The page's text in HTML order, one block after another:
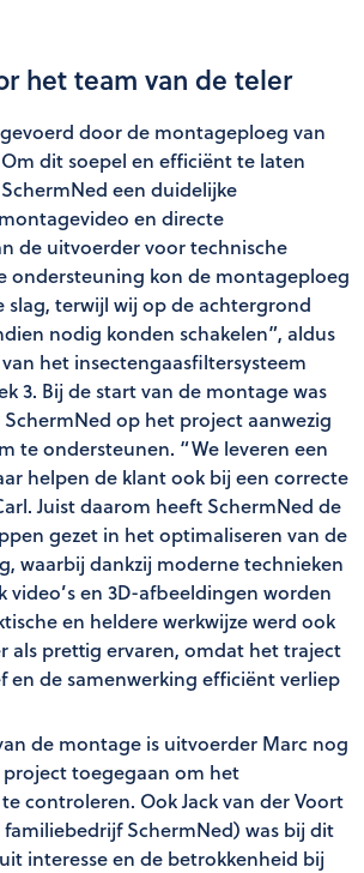
het team van de teler
door de montageploeg van
dit soepel en efficiënt te laten
een duidelijke
en directe
de uitvoerder voor technische
ondersteuning kon de montageploeg
slag, terwijl wij op de achtergrond
nodig konden schakelen”, aldus
het insectengaasfiltersysteem
3. Bij de start van de montage was
op het project aanwezig
te ondersteunen. “We leveren een
helpen de klant ook bij een correcte
Juist daarom heeft SchermNed de
gezet in het optimaliseren van de
waarbij dankzij moderne technieken
en 3D-afbeeldingen worden
en heldere werkwijze werd ook
als prettig ervaren, omdat het traject
en de samenwerking efficiënt verliep
de montage is uitvoerder Marc nog
toegegaan om het
controleren. Ook Jack van der Voort
SchermNed) was bij dit
interesse en de betrokkenheid bij